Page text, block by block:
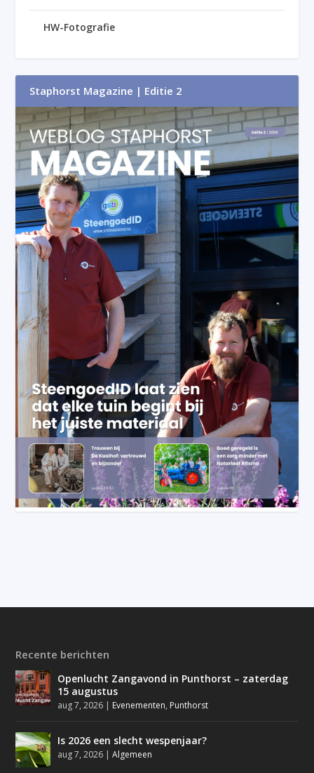
HW-Fotografie
Staphorst Magazine | Editie 2
Recente berichten
Openlucht Zangavond in Punthorst – zaterdag
15 augustus
aug 7, 2026 | Evenementen, Punthorst
Is 2026 een slecht wespenjaar?
aug 7, 2026 |Algemeen